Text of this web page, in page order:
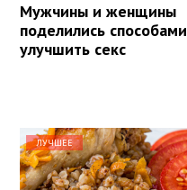
Мужчины и женщины
поделились способами
улучшить секс
ЛУЧШЕЕ